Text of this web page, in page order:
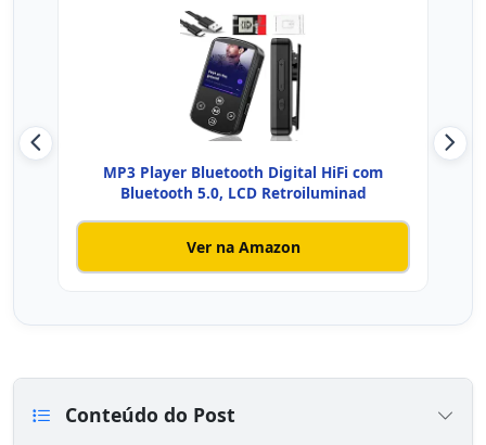
MP3 Player Bluetooth Digital HiFi com
Bluetooth 5.0, LCD Retroiluminad
Ver na Amazon
Conteúdo do Post